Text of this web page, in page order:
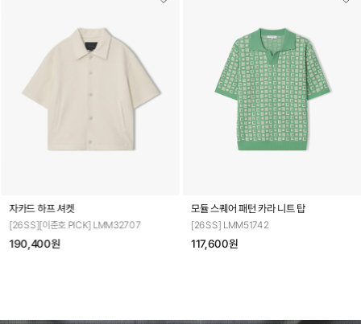
자카드 하프 셔켓
[26SS][이준호 PICK] LMM32707
190,400원
모듈 스퀘어 패턴 카라 니트 탑
[26SS] LMM51742
117,600원